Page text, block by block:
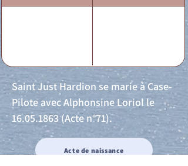
Saint Just Hardion se marie à Case-
Pilote avec Alphonsine Loriol le
16.05.1863(Acte n°71).
Acte de naissance